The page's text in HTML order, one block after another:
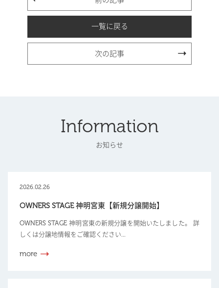
一覧に戻る
次の記事
Information
お知らせ
2026.02.26
OWNERS STAGE 神明宮東【新規分譲開始】
OWNERS STAGE 神明宮東の新規分譲を開始いたしました。 詳
しくは分譲地情報をご確認ください...
more